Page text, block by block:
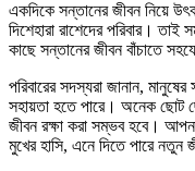
একদিকে সন্তানের জীবন নিয়ে
দিশেহারা রাশেদের পরিবার। তাই
কাছে সন্তানের জীবন বাঁচাতে
পরিবারের সদস্যরা জানান,
সহায়তা হতে পারে। অনেক ছোট
জীবন রক্ষা করা সম্ভব হবে।
মুখের হাসি, এনে দিতে পারে নতুন